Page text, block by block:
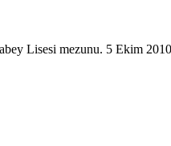
Lisesi mezunu. 5 Ekim